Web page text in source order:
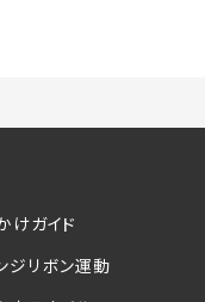
けガイド
ジリボン運動